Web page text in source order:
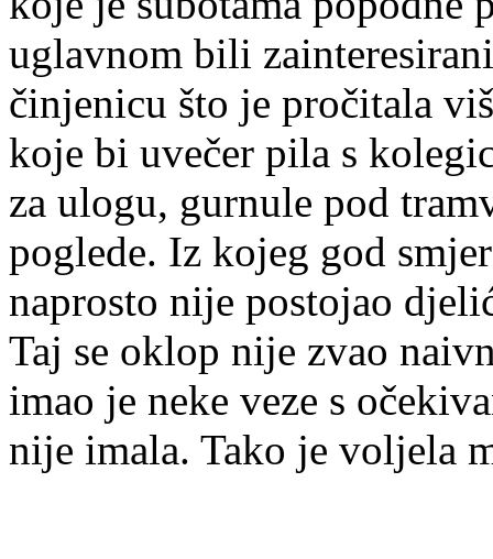
uglavnom bili
činjenicu što je pročitala
koje bi uvečer pila s
za ulogu, gurnule pod
poglede. Iz kojeg god
naprosto nije postojao
Taj se oklop nije zvao
imao je neke veze s
nije imala. Tako je voljela